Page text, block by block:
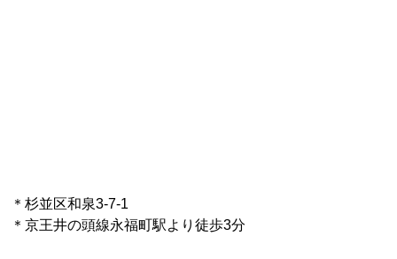
＊杉並区和泉3-7-1
＊京王井の頭線永福町駅より徒歩3分